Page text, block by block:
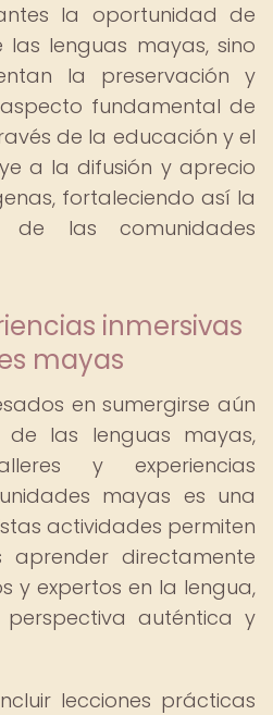
la oportunidad de
lenguas mayas, sino
la preservación y
fundamental de
de la educación y el
a la difusión y aprecio
fortaleciendo así la
de las comunidades
inmersivas
mayas
en sumergirse aún
las lenguas mayas,
y experiencias
mayas es una
actividades permiten
directamente
y expertos en la lengua,
auténtica y
lecciones prácticas